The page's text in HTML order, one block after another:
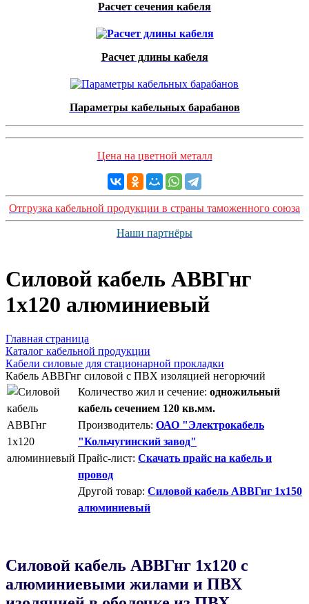
Расчет сечения кабеля
Расчет длины кабеля
Параметры кабельных барабанов
Цена на цветной металл
Отгрузка кабельной продукции в страны таможенного союза
Наши партнёры
Силовой кабель АВВГнг
1х120 алюминиевый
Главная страница
Каталог кабельной продукции
Кабели силовые для стационарной прокладки
Кабель АВВГнг силовой с ПВХ изоляцией негорючий
Количество жил и сечение: одножильный
кабель сечением 120 кв.мм.
Производитель: ОАО "Электрокабель
"Кольчугинский завод"
Прайс-лист: Скачать прайс на кабель и
провод
Другой товар: Силовой кабель АВВГнг 1х150
алюминиевый
Силовой кабель АВВГнг 1х120 с
алюминиевыми жилами и ПВХ